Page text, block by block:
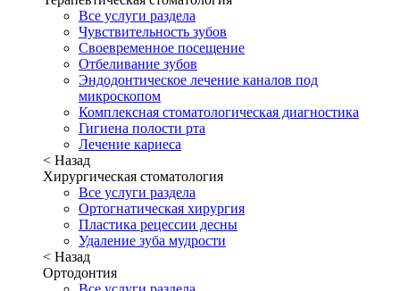
Все услуги раздела
Чувствительность зубов
Своевременное посещение
Отбеливание зубов
Эндодонтическое лечение каналов под
микроскопом
Комплексная стоматологическая диагностика
Гигиена полости рта
Лечение кариеса
< Назад
Хирургическая стоматология
Все услуги раздела
Ортогнатическая хирургия
Пластика рецессии десны
Удаление зуба мудрости
< Назад
Ортодонтия